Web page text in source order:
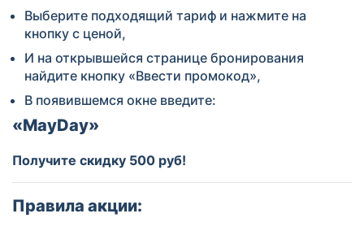
Выберите подходящий тариф и нажмите на
кнопку с ценой,
И на открывшейся странице бронирования
найдите кнопку «Ввести промокод»,
В появившемся окне введите:
«MayDay»
Получите скидку 500 руб!
Правила акции: